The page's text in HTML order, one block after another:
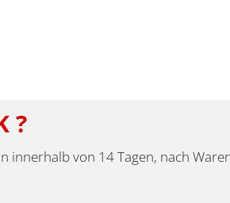
?
von 14 Tagen, nach